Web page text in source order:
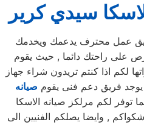
سيدي كرير
عمل محترف يدعمك ويخدمك
على راحتك دائما , حيث يقوم
لكم اذا كنتم تريدون شراء جهاز
يوجد فريق دعم فنى يقوم صيانه
توفر لكم مرلكز صيانه الاسكا
شكواكم , وايضا يصلكم الفنيين الى